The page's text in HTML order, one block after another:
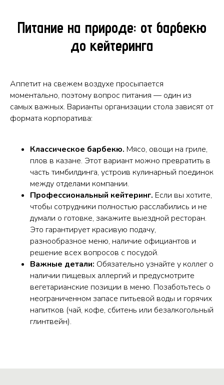
Питание на природе: от барбекю
до кейтеринга
Аппетит на свежем воздухе просыпается
моментально, поэтому вопрос питания — один из
самых важных. Варианты организации стола зависят от
формата корпоратива:
Классическое барбекю. Мясо, овощи на гриле,
плов в казане. Этот вариант можно превратить в
часть тимбилдинга, устроив кулинарный поединок
между отделами компании.
Профессиональный кейтеринг. Если вы хотите,
чтобы сотрудники полностью расслабились и не
думали о готовке, закажите выездной ресторан.
Это гарантирует красивую подачу,
разнообразное меню, наличие официантов и
решение всех вопросов с посудой.
Важные детали: Обязательно узнайте у коллег о
наличии пищевых аллергий и предусмотрите
вегетарианские позиции в меню. Позаботьтесь о
неограниченном запасе питьевой воды и горячих
напитков (чай, кофе, сбитень или безалкогольный
глинтвейн).